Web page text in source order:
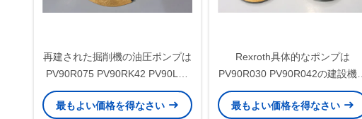
再建された掘削機の油圧ポンプは
PV90R075 PV90RK42 PV90L42
の多モデルを分けます
最もよい価格を得なさい
Rexroth具体的なポンプは
PV90R030 PV90R042の建設機械
サポートを分けます
最もよい価格を得なさい